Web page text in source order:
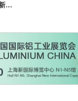
趣